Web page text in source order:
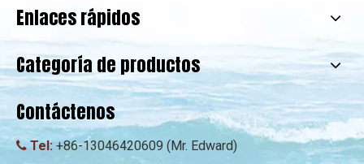
Enlaces rápidos
Categoría de productos
Contáctenos
 Tel: +86-13046420609 (Mr. Edward)